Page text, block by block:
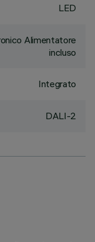
LED
Alimentatore
incluso
Integrato
DALI-2